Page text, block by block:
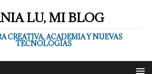
LU, MI BLOG
CREATIVA, ACADEMIA Y NUEVAS
TECNOLOGÍAS